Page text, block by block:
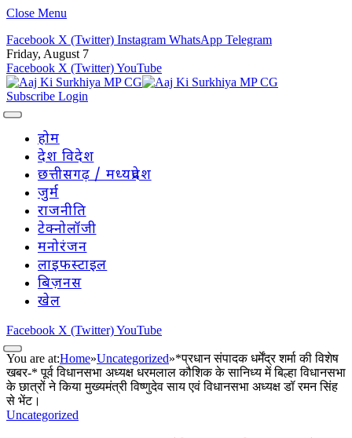
Close Menu
Facebook X (Twitter) Instagram WhatsApp Telegram
Friday, August 7
Facebook X (Twitter)YouTube
Subscribe Login
होम
देश विदेश
छत्तीसगढ़ / मध्यप्रदेश
जुर्म
राजनीति
टेक्नोलॉजी
मनोरंजन
लाइफस्टाइल
बिज़नस
खेल
Facebook X (Twitter)YouTube
You are at:Home»Uncategorized»*प्रधान संपादक धर्मेंद्र शर्मा की विशेष
खबर-* पूर्व विधानसभा अध्यक्ष धरमलाल कौशिक के सानिध्य में बिल्हा विधानसभा
के छात्रों ने किया मुख्यमंत्री विष्णुदेव साय एवं विधानसभा अध्यक्ष डॉ रमन सिंह
से भेंट।
Uncategorized